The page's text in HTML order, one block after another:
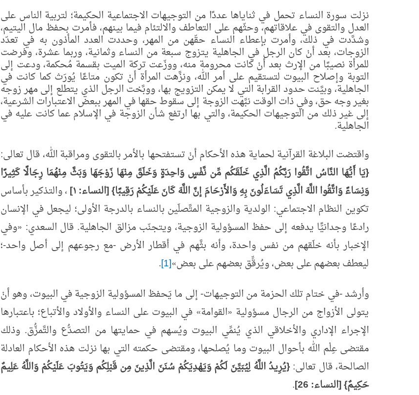
نزلت سورة النساء تحمل في ثناياها عددًا من التوجيهات الاجتماعية الحكيمة؛ لتربية الناس على
العدل والتقوى في علاقاتهم، وحثّهم على التعاطف والالتئام فيما بينهم، فأمرت بحفظ مال اليتيم،
وشدَّدت في ذلك، وأمرت بإعطاء النساء حقّهن من المهر، وحددت العدد المأذون به في تعدّد
الزوجات، بعد أنْ كان الرجل في الجاهلية يتزوج سبعة من النساء وثمانية، وربما عشرة، وفرضت
للمرأة نصيبًا من الإرث بعد أنْ كانت محرومة منه، ووزّعت تركة الميت بقسمة مُحكمة، ودعت إلى
التوبة وإصلاح البيوت لتستقيم على أمر الله، ونزَّهت المرأة أنْ تكون متاعًا يُورَث كما كانت في
الجاهلية، وبيَّنت حدود القرابة التي لا يمكن التزويج بها، ووبَّخت الرجل الذي يتطلع إلى مهر زوجه
بغير وجه حق، وفي ذات الوقت نبَّهت الزوجة إلى سقوط حقها في المهر ببعض الاعتبارات الشرعية،
إلى غير ذلك من التوجيهات الحكيمة، والتي بها ارتفع شأن الزوجة في الإسلام عما كانت عليه في
الجاهلية.
واقتضت البلاغة القرآنية لحماية هذه الأحكام أنْ تستفتحها بالأمر بالتقوى ومراقبة الله، قال تعالى:
{يَا أَيُّهَا النَّاسُ اتَّقُوا رَبَّكُمُ الَّذِي خَلَقَكُم مِّن نَّفْسٍ وَاحِدَةٍ وَخَلَقَ مِنْهَا زَوْجَهَا وَبَثَّ مِنْهُمَا رِجَالًا كَثِيرًا
وَنِسَاءً وَاتَّقُوا اللَّهَ الَّذِي تَسَاءَلُونَ بِهِ وَالأَرْحَامَ إنَّ اللَّهَ كَانَ عَلَيْكُمْ رَقِيبًا} [النساء: ١]
، والتذكير بأساس
تكوين النظام الاجتماعي: الولدية والزوجية المتَّصلَين بالنساء بالدرجة الأولى؛ ليجعل في الإنسان
رادعًا وجدانيًّا يدفعه إلى حفظ المسؤولية الزوجية، ويتجنّب مزالق الجاهلية. قال السعدي: «وفي
الإخبار بأنه خلَقهم من نفس واحدة، وأنه بثَّهم في أقطار الأرض -مع رجوعهم إلى أصل واحد-؛
ليعطف بعضهم على بعض، ويُرقِّق بعضهم على بعض»
[1]
.
وأرشد -في ختام تلك الحزمة من التوجيهات- إلى ما يَحفظ المسؤولية الزوجية في البيوت، وهو أنْ
يتولى الأزواج من الرجال مسؤولية «القوامة» في البيوت على النساء والأولاد والأتباع؛ باعتبارها
الإجراء الإداري والأخلاقي الذي يُنمِّي البيوت ويُسهم في حمايتها من التصدُّع والتَّمزُّق. وذلك
مقتضى عِلْم الله بأحوال البيوت وما يُصلحها، ومقتضى حكمته التي بها نزلت هذه الأحكام العادلة
الصالحة، قال تعالى:{يُرِيدُ اللَّهُ لِيُبَيِّنَ لَكُمْ وَيَهْدِيَكُمْ سُنَنَ الَّذِينَ مِن قَبْلِكُم وَيَتُوبَ عَلَيْكُمْ وَاللَّهُ عَلِيمٌ
حَكِيمٌ} [النساء: 26]
.